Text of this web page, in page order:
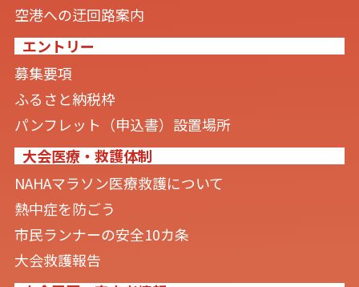
空港への迂回路案内
エントリー
募集要項
ふるさと納税枠
パンフレット（申込書）設置場所
大会医療・救護体制
NAHAマラソン医療救護について
熱中症を防ごう
市民ランナーの安全10カ条
大会救護報告